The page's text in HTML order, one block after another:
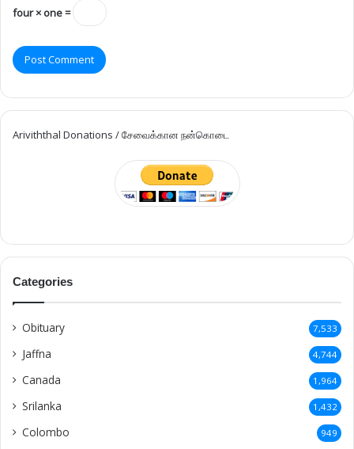
four × one =
Ariviththal Donations / சேவைக்கான நன்கொடை
Categories
Obituary 7,533
Jaffna 4,744
Canada 1,964
Srilanka 1,432
Colombo 949